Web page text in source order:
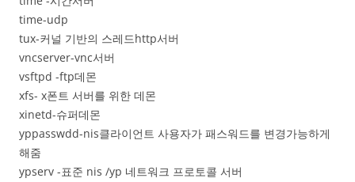
time-udp
tux-커널 기반의 스레드http서버
vncserver-vnc서버
vsftpd -ftp데몬
xfs- x폰트 서버를 위한 데몬
xinetd-슈퍼데몬
yppasswdd-nis클라이언트 사용자가 패스워드를 변경가능하게
해줌
ypserv -표준 nis /yp 네트워크 프로토콜 서버